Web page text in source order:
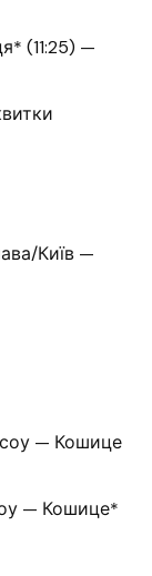
(11:25) —
Київ —
— Кошице
— Кошице*